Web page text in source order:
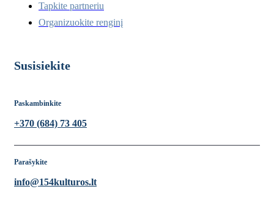
Tapkite partneriu
Organizuokite renginį
Susisiekite
Paskambinkite
+370 (684) 73 405
Parašykite
info@154kulturos.lt